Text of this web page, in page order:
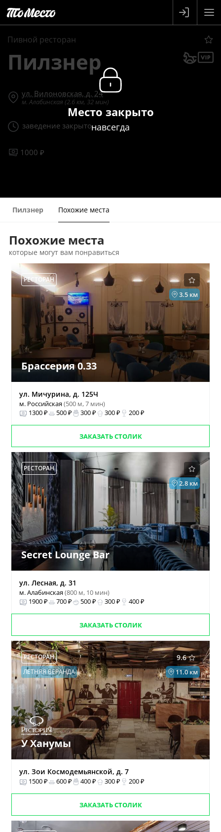
Пивной ресторан
Пилзнер
ул. Вилоновская, д. 24
м. Алабинская (2.6 км, 32 мин)
заведение закрыто
1000 ₽
Место закрыто
навсегда
Пилзнер Похожие места
Похожие места
которые могут вам понравиться
РЕСТОРАН
3.5 км
Брассерия 0.33
ул. Мичурина, д. 125Ч
м. Российская(500 м, 7 мин)
1300 ₽
500 ₽ 300 ₽ 300 ₽ 200 ₽
ЗАКАЗАТЬ СТОЛИК
РЕСТОРАН
2.8 км
Secret Lounge Bar
ул. Лесная, д. 31
м. Алабинская(800 м, 10 мин)
1900 ₽
700 ₽ 500 ₽ 300 ₽ 400 ₽
ЗАКАЗАТЬ СТОЛИК
9.6
РЕСТОРАН
11.0 км
ЛЕТНЯЯ ВЕРАНДА
У Ханумы
ул. Зои Космодемьянской, д. 7
1500 ₽ 600 ₽ 400 ₽ 300 ₽ 200 ₽
ЗАКАЗАТЬ СТОЛИК